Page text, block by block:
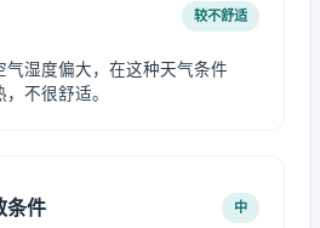
较不舒适
气湿度偏大，在这种天气条件
不很舒适。
条件 中